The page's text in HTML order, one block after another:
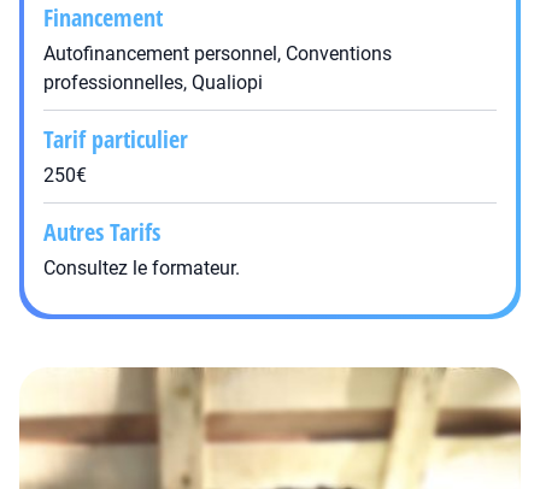
Financement
Autofinancement personnel, Conventions
professionnelles, Qualiopi
Tarif particulier
250€
Autres Tarifs
Consultez le formateur.